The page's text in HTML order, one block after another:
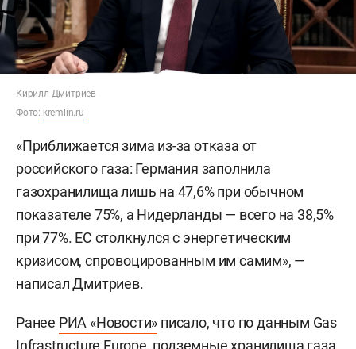
Кирилл Дмитриев
Фото: kremlin.ru
«Приближается зима из-за отказа от
российского газа: Германия заполнила
газохранилища лишь на 47,6% при обычном
показателе 75%, а Нидерланды — всего на 38,5%
при 77%. ЕС столкнулся с энергетическим
кризисом, спровоцированным им самим», —
написал Дмитриев.
Ранее РИА «Новости» писало, что по данным Gas